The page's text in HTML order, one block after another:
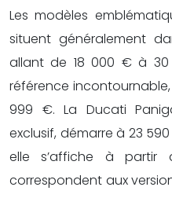
Les modèles
situent généralement
allant de 18 000 € à 30
référence
999 €. La Ducati
exclusif, démarre à 23 590
elle s’affiche à
correspondent aux